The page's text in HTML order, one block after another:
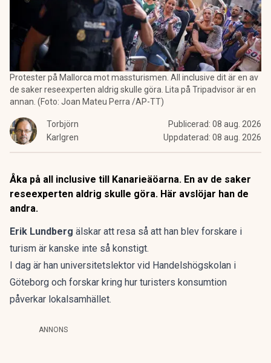
Protester på Mallorca mot massturismen. All inclusive dit är en av
de saker reseexperten aldrig skulle göra. Lita på Tripadvisor är en
annan. (Foto: Joan Mateu Perra /AP-TT)
Torbjörn
Karlgren
Publicerad: 08 aug. 2026
Uppdaterad: 08 aug. 2026
Åka på all inclusive till Kanarieäöarna. En av de saker
reseexperten aldrig skulle göra. Här avslöjar han de
andra.
Erik Lundberg älskar att resa så att han blev forskare i
turism är kanske inte så konstigt.
I dag är han universitetslektor vid Handelshögskolan i
Göteborg och forskar kring hur turisters konsumtion
påverkar lokalsamhället.
ANNONS